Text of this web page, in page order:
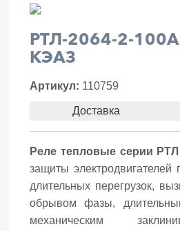
РТЛ-2064-2-
КЭАЗ
Артикул: 110759
Доставка
Реле тепловые серии РТЛ
защиты электродвигателей
длительных перегрузок,
обрывом фазы,
механическим